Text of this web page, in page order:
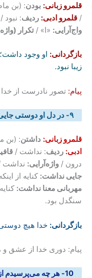
قلمرو زبانی: بودن: (بن
/ قلمرو ادبی: ردیف: نبود /
واج‌آرایی: «ا» /تکرار
بازگردانی: او وجود
زیبا نبود.
پیام: تصور نادرست از خدا
۹- در دل او دوستی جایی نداشت / مهربانی هیچ معنایی نداشت
قلمرو زبانی: داشتن: (بن
ادبی: ردیف: نداشت /
درون / واژه‌آرایی: نداشت
جایی نداشت: کنایه از
مهربانی معنا نداشت:
سنگدل بود.
بازگردانی: خدا هیچ
پیام: دوری خدا از عشق و
10- هر چه می‌پرسیدم از